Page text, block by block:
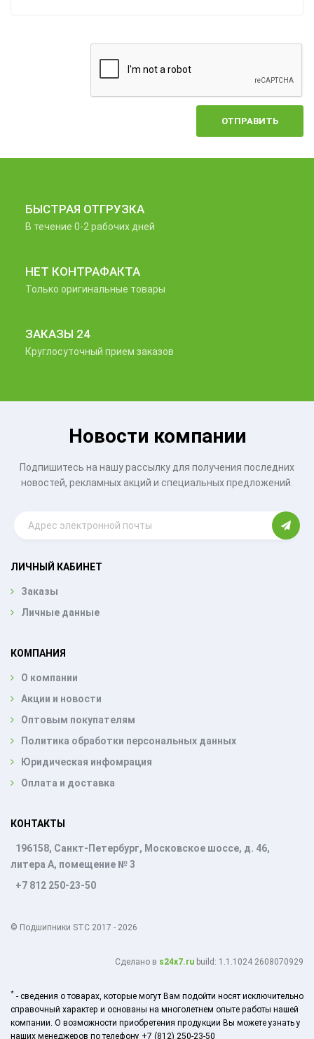
ОТПРАВИТЬ
БЫСТРАЯ ОТГРУЗКА
В течение 0-2 рабочих дней
НЕТ КОНТРАФАКТА
Только оригинальные товары
ЗАКАЗЫ 24
Круглосуточный прием заказов
Новости компании
Подпишитесь на нашу рассылку для получения последних
новостей, рекламных акций и специальных предложений.
ЛИЧНЫЙ КАБИНЕТ
Заказы
Личные данные
КОМПАНИЯ
О компании
Акции и новости
Оптовым покупателям
Политика обработки персональных данных
Юридическая инфомрация
Оплата и доставка
КОНТАКТЫ
196158, Санкт-Петербург, Московское шоссе, д. 46,
литера А, помещение № 3
+7 812 250-23-50
© Подшипники STC 2017 - 2026
Cделано в s24x7.ru build: 1.1.1024 2608070929
* - сведения о товарах, которые могут Вам подойти носят исключительно
справочный характер и основаны на многолетнем опыте работы нашей
компании. О возможности приобретения продукции Вы можете узнать у
наших менеджеров по телефону +7 (812) 250-23-50